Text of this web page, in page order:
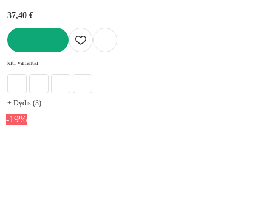
37,40 €
kiti variantai
+ Dydis (3)
-19%